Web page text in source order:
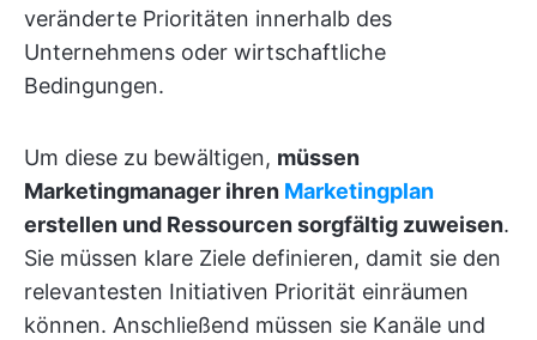
veränderte Prioritäten innerhalb des
Unternehmens oder wirtschaftliche
Bedingungen.
Um diese zu bewältigen, müssen
Marketingmanager ihren Marketingplan
erstellen und Ressourcen sorgfältig zuweisen.
Sie müssen klare Ziele definieren, damit sie den
relevantesten Initiativen Priorität einräumen
können. Anschließend müssen sie Kanäle und